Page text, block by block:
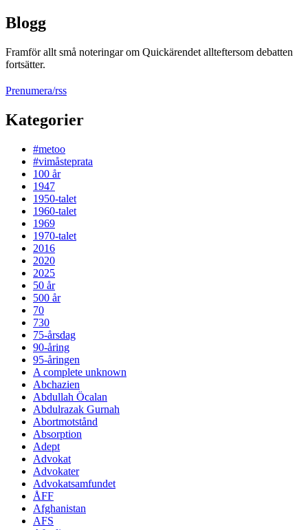
Blogg
Framför allt små noteringar om Quickärendet allteftersom debatten
fortsätter.
Prenumera/rss
Kategorier
#metoo
#vimåsteprata
100 år
1947
1950-talet
1960-talet
1969
1970-talet
2016
2020
2025
50 år
500 år
70
730
75-årsdag
90-åring
95-åringen
A complete unknown
Abchazien
Abdullah Öcalan
Abdulrazak Gurnah
Abortmotstånd
Absorption
Adept
Advokat
Advokater
Advokatsamfundet
ÅFF
Afghanistan
AFS